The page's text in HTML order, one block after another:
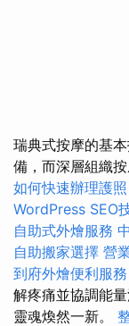
瑞典式按摩的基
備，而深層組織
如何快速辦理護照
WordPress SEO
自助式外燴服務
自助搬家選擇 營
到府外燴便利服務
解疼痛並協調能
靈魂煥然一新。